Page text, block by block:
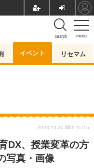
menu
search
イベント リセマム
DX、授業変革の方
写真・画像
2023.10.30 Mon 15:15